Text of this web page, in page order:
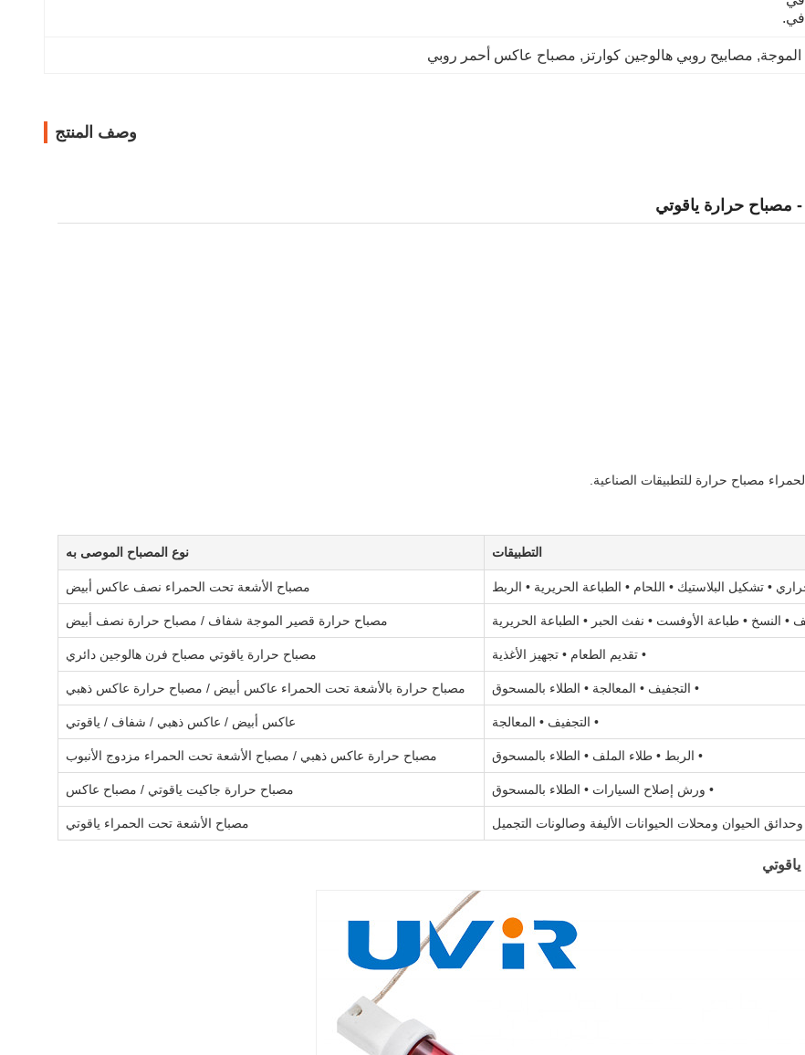
, مصابيح روبي هالوجين كوارتز , مصباح عاكس أحمر روبي
وصف المنتج
مصباح حرارة ياقوتي
مصباح حرارة للتطبيقات الصناعية.
التطبيقات نوع المصباح الموصى به
• تشكيل البلاستيك • اللحام • الطباعة الحريرية • الربط مصباح الأشعة تحت الحمراء نصف عاكس أبيض
• النسخ • طباعة الأوفست • نفث الحبر • الطباعة الحريرية مصباح حرارة قصير الموجة شفاف / مصباح حرارة نصف أبيض
• تقديم الطعام • تجهيز الأغذية مصباح حرارة ياقوتي مصباح فرن هالوجين دائري
• التجفيف • المعالجة • الطلاء بالمسحوق مصباح حرارة بالأشعة تحت الحمراء عاكس أبيض / مصباح حرارة عاكس ذهبي
• التجفيف • المعالجة عاكس أبيض / عاكس ذهبي / شفاف / ياقوتي
• الربط • طلاء الملف • الطلاء بالمسحوق مصباح حرارة عاكس ذهبي / مصباح الأشعة تحت الحمراء مزدوج الأنبوب
• ورش إصلاح السيارات • الطلاء بالمسحوق مصباح حرارة جاكيت ياقوتي / مصباح عاكس
وحدائق الحيوان ومحلات الحيوانات الأليفة وصالونات التجميل مصباح الأشعة تحت الحمراء ياقوتي